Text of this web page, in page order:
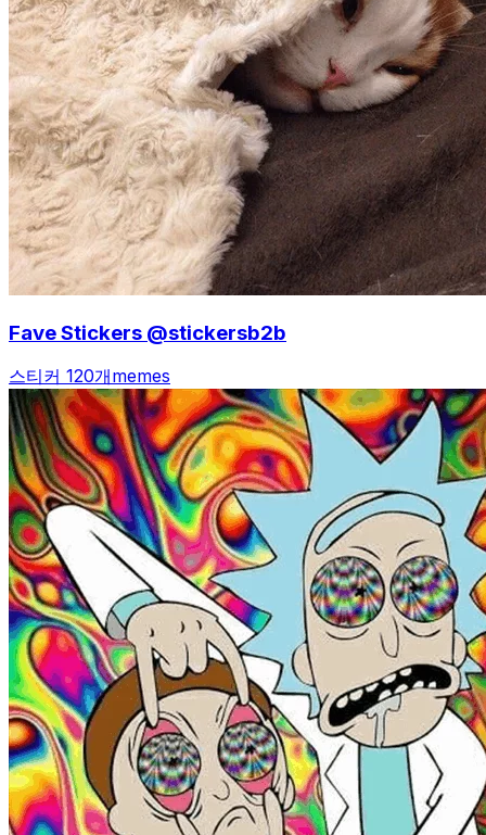
Fave Stickers @stickersb2b
스티커 120개memes